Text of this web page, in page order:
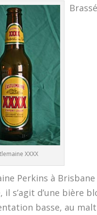
XXXX
Perkins à Brisbane
il s’agit d’une bière
basse, au malt